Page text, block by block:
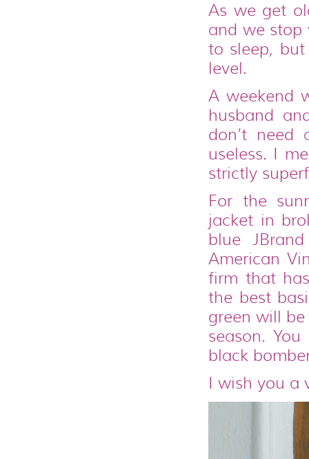
As we get
and we
to sleep,
level.
A weekend
husband
don’t need
useless. I
strictly
For the
jacket in
blue
American
firm that
the best
green will
season.
black
I wish you a